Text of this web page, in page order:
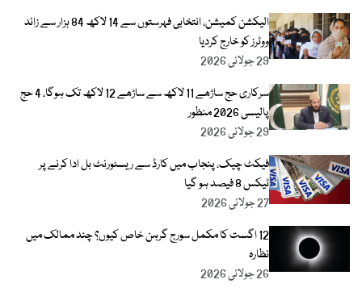
الیکشن کمیشن، انتخابی فہرستوں سے 14 لاکھ 84 ہزار سے زائد
ووٹرز کو خارج کردیا
29 جولائی 2026
سرکاری حج ساڑھے 11 لاکھ سے ساڑھے 12 لاکھ تک ہوگا، 4 حج
پالیسی 2026 منظور
29 جولائی 2026
فیکٹ چیک، پنجاب میں کارڈ سے ریسٹورنٹ بل ادا کرنے پر
ٹیکس 8 فیصد ہو گیا
27 جولائی 2026
12 اگست کا مکمل سورج گرہن خاص کیوں؟ چند ممالک میں
نظارہ
26 جولائی 2026